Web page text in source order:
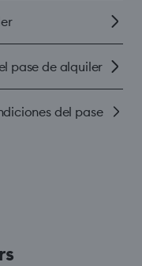
pase de alquiler
del pase